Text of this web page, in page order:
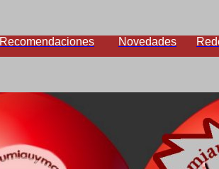
Recomendaciones Novedades